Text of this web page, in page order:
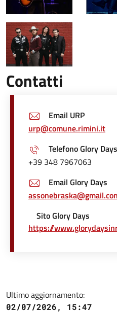
Contatti
Email URP
urp@comune.rimini.it
Telefono Glory Days
+39 348 7967063
Email Glory Days
Sito Glory Days
https://
Ultimo aggiornamento:
02/07/2026, 15:47